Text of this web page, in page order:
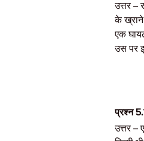
उत्तर–
के ख्राने
एक
उस पर
प्रश्न5.
उत्तर–